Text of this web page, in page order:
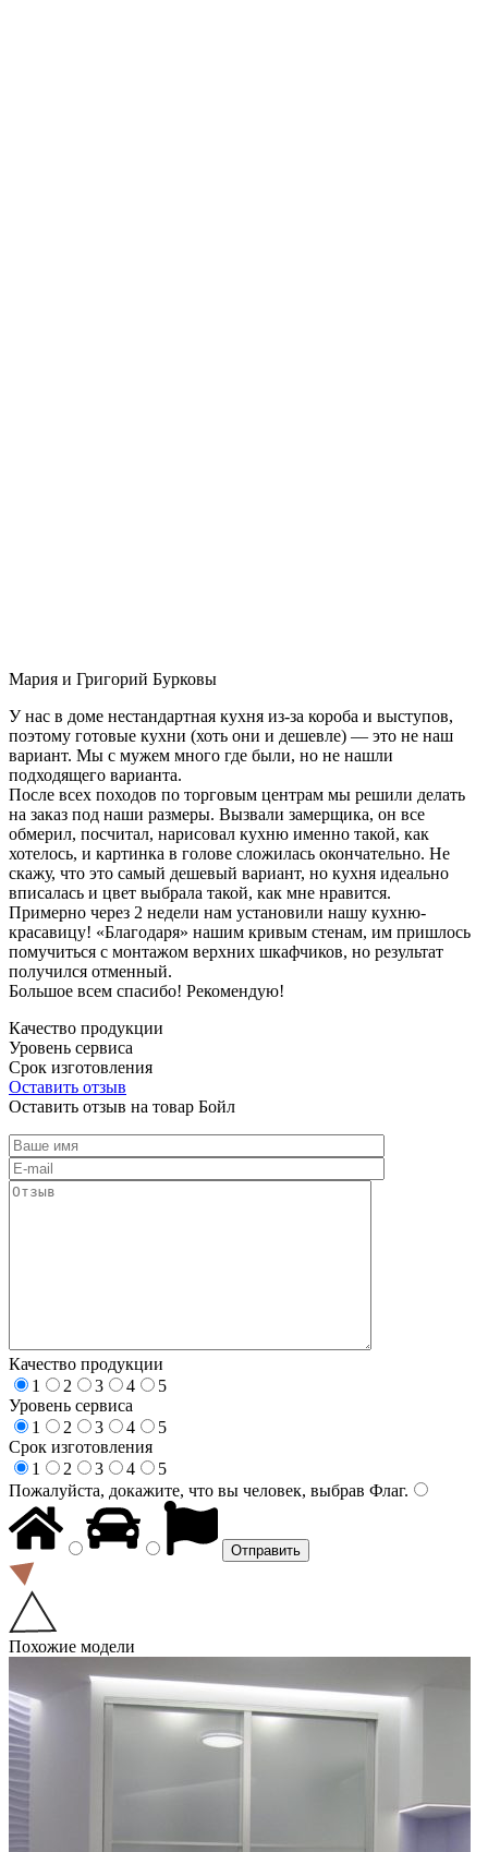
Мария и Григорий Бурковы
У нас в доме нестандартная кухня из-за короба и выступов,
поэтому готовые кухни (хоть они и дешевле) — это не наш
вариант. Мы с мужем много где были, но не нашли
подходящего варианта.
После всех походов по торговым центрам мы решили делать
на заказ под наши размеры. Вызвали замерщика, он все
обмерил, посчитал, нарисовал кухню именно такой, как
хотелось, и картинка в голове сложилась окончательно. Не
скажу, что это самый дешевый вариант, но кухня идеально
вписалась и цвет выбрала такой, как мне нравится.
Примерно через 2 недели нам установили нашу кухню-
красавицу! «Благодаря» нашим кривым стенам, им пришлось
помучиться с монтажом верхних шкафчиков, но результат
получился отменный.
Большое всем спасибо! Рекомендую!
Качество продукции
Уровень сервиса
Срок изготовления
Оставить отзыв
Оставить отзыв на товар Бойл
Качество продукции
1
2 3 4
5
Уровень сервиса
1
2 3 4
5
Срок изготовления
1
2 3 4
5
Пожалуйста, докажите, что вы человек, выбрав Флаг.
Похожие модели